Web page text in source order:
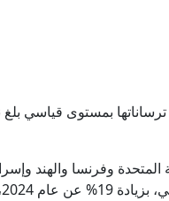
عقود
وفرنسا والهند